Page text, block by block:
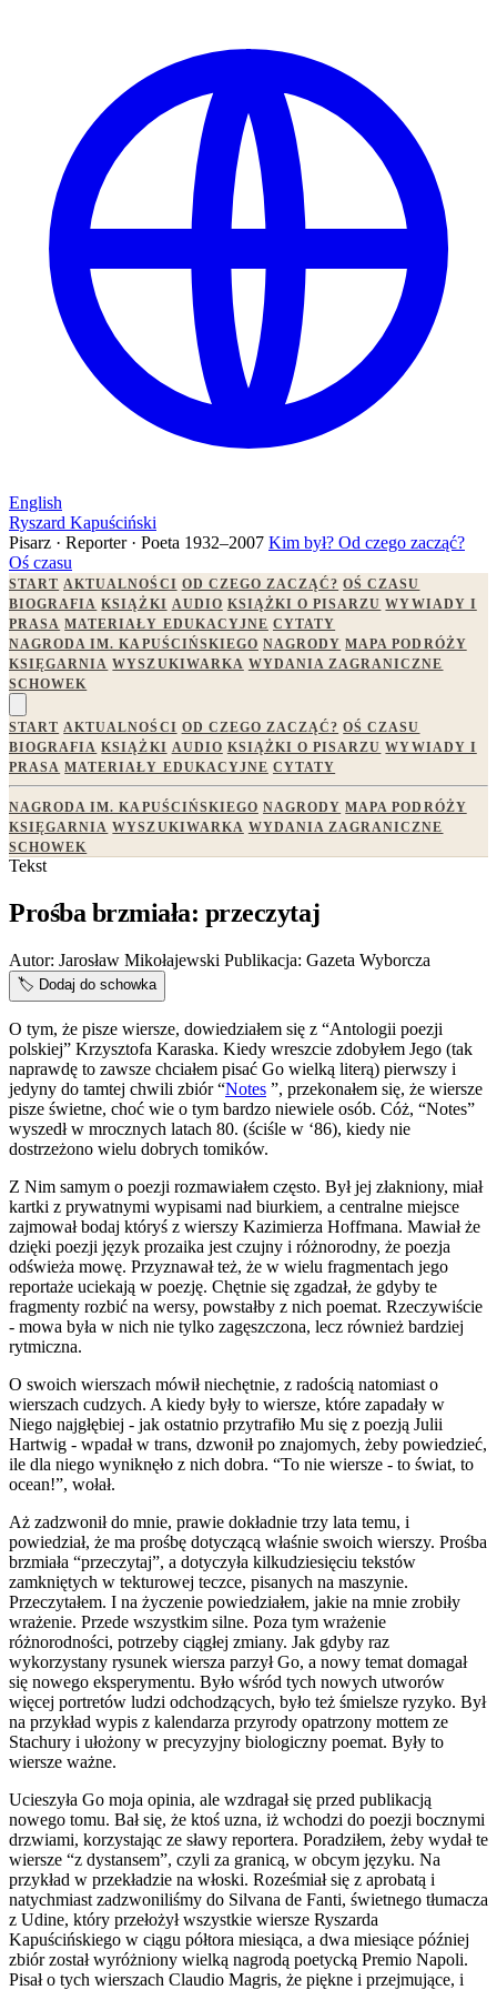
English
Ryszard Kapuściński
Pisarz · Reporter · Poeta 1932–2007 Kim był? Od czego zacząć?
Oś czasu
START AKTUALNOŚCI OD CZEGO ZACZĄĆ? OŚ CZASU
BIOGRAFIA KSIĄŻKI AUDIO KSIĄŻKI O PISARZU WYWIADY I
PRASA MATERIAŁY EDUKACYJNE CYTATY
NAGRODA IM. KAPUŚCIŃSKIEGO NAGRODY MAPA PODRÓŻY
KSIĘGARNIA WYSZUKIWARKA WYDANIA ZAGRANICZNE
SCHOWEK
START AKTUALNOŚCI OD CZEGO ZACZĄĆ? OŚ CZASU
BIOGRAFIA KSIĄŻKI AUDIO KSIĄŻKI O PISARZU WYWIADY I
PRASA MATERIAŁY EDUKACYJNE CYTATY
NAGRODA IM. KAPUŚCIŃSKIEGO NAGRODY MAPA PODRÓŻY
KSIĘGARNIA WYSZUKIWARKA WYDANIA ZAGRANICZNE
SCHOWEK
Tekst
Prośba brzmiała: przeczytaj
Autor: Jarosław Mikołajewski Publikacja: Gazeta Wyborcza
🏷️ Dodaj do schowka
O tym, że pisze wiersze, dowiedziałem się z “Antologii poezji
polskiej” Krzysztofa Karaska. Kiedy wreszcie zdobyłem Jego (tak
naprawdę to zawsze chciałem pisać Go wielką literą) pierwszy i
jedyny do tamtej chwili zbiór “Notes ”, przekonałem się, że wiersze
pisze świetne, choć wie o tym bardzo niewiele osób. Cóż, “Notes”
wyszedł w mrocznych latach 80. (ściśle w ‘86), kiedy nie
dostrzeżono wielu dobrych tomików.
Z Nim samym o poezji rozmawiałem często. Był jej złakniony, miał
kartki z prywatnymi wypisami nad biurkiem, a centralne miejsce
zajmował bodaj któryś z wierszy Kazimierza Hoffmana. Mawiał że
dzięki poezji język prozaika jest czujny i różnorodny, że poezja
odświeża mowę. Przyznawał też, że w wielu fragmentach jego
reportaże uciekają w poezję. Chętnie się zgadzał, że gdyby te
fragmenty rozbić na wersy, powstałby z nich poemat. Rzeczywiście
- mowa była w nich nie tylko zagęszczona, lecz również bardziej
rytmiczna.
O swoich wierszach mówił niechętnie, z radością natomiast o
wierszach cudzych. A kiedy były to wiersze, które zapadały w
Niego najgłębiej - jak ostatnio przytrafiło Mu się z poezją Julii
Hartwig - wpadał w trans, dzwonił po znajomych, żeby powiedzieć,
ile dla niego wyniknęło z nich dobra. “To nie wiersze - to świat, to
ocean!”, wołał.
Aż zadzwonił do mnie, prawie dokładnie trzy lata temu, i
powiedział, że ma prośbę dotyczącą właśnie swoich wierszy. Prośba
brzmiała “przeczytaj”, a dotyczyła kilkudziesięciu tekstów
zamkniętych w tekturowej teczce, pisanych na maszynie.
Przeczytałem. I na życzenie powiedziałem, jakie na mnie zrobiły
wrażenie. Przede wszystkim silne. Poza tym wrażenie
różnorodności, potrzeby ciągłej zmiany. Jak gdyby raz
wykorzystany rysunek wiersza parzył Go, a nowy temat domagał
się nowego eksperymentu. Było wśród tych nowych utworów
więcej portretów ludzi odchodzących, było też śmielsze ryzyko. Był
na przykład wypis z kalendarza przyrody opatrzony mottem ze
Stachury i ułożony w precyzyjny biologiczny poemat. Były to
wiersze ważne.
Ucieszyła Go moja opinia, ale wzdragał się przed publikacją
nowego tomu. Bał się, że ktoś uzna, iż wchodzi do poezji bocznymi
drzwiami, korzystając ze sławy reportera. Poradziłem, żeby wydał te
wiersze “z dystansem”, czyli za granicą, w obcym języku. Na
przykład w przekładzie na włoski. Roześmiał się z aprobatą i
natychmiast zadzwoniliśmy do Silvana de Fanti, świetnego tłumacza
z Udine, który przełożył wszystkie wiersze Ryszarda
Kapuścińskiego w ciągu półtora miesiąca, a dwa miesiące później
zbiór został wyróżniony wielką nagrodą poetycką Premio Napoli.
Pisał o tych wierszach Claudio Magris, że piękne i przejmujące, i